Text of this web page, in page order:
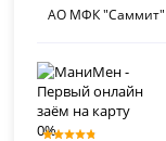
АО МФК "Саммит"